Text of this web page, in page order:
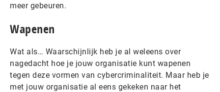
meer gebeuren.
Wapenen
Wat als… Waarschijnlijk heb je al weleens over
nagedacht hoe je jouw organisatie kunt wapenen
tegen deze vormen van cybercriminaliteit. Maar heb je
met jouw organisatie al eens gekeken naar het